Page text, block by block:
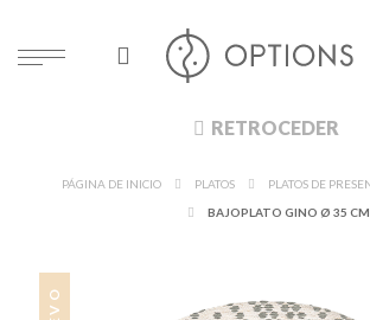
RETROCEDER
PÁGINA DE INICIO PLATOS
BAJOPLATO GINO Ø 35 CM